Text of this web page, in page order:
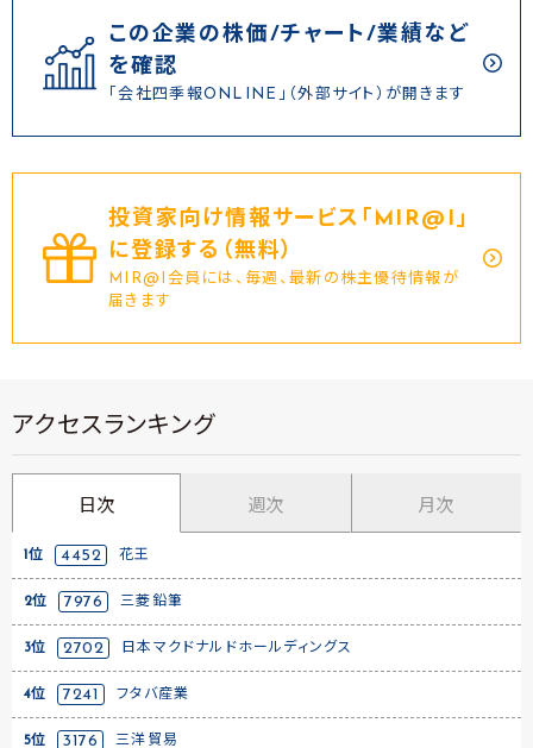
この企業の株価/チャート/業績など
を確認
「会社四季報ONLINE」（外部サイト）が開きます
投資家向け情報サービス｢MIR@I｣
に登録する（無料）
MIR@I会員には、毎週、最新の株主優待情報が
届きます
アクセスランキング
日次 週次 月次
1位 4452 花王
2位 7976 三菱鉛筆
3位 2702 日本マクドナルドホールディングス
4位 7241 フタバ産業
5位 3176 三洋貿易